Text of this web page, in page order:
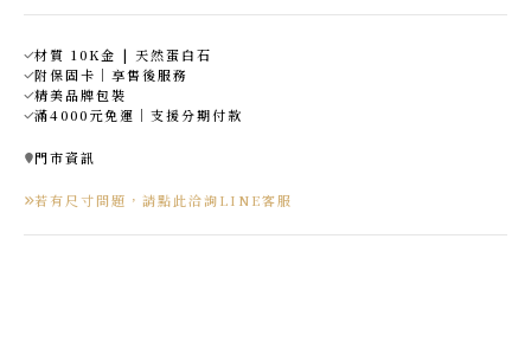
材質 10K金 | 天然蛋白石
附保固卡｜享售後服務
精美品牌包裝
滿4000元免運｜支援分期付款
門市資訊
若有尺寸問題，請點此洽詢LINE客服